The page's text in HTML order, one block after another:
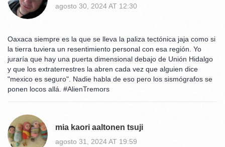
agosto 30, 2024 AT 12:30
Oaxaca siempre es la que se lleva la paliza tectónica jaja como si
la tierra tuviera un resentimiento personal con esa región. Yo
juraría que hay una puerta dimensional debajo de Unión Hidalgo
y que los extraterrestres la abren cada vez que alguien dice
"mexico es seguro". Nadie habla de eso pero los sismógrafos se
ponen locos allá. #AlienTremors
mia kaori aaltonen tsuji
agosto 31, 2024 AT 19:59